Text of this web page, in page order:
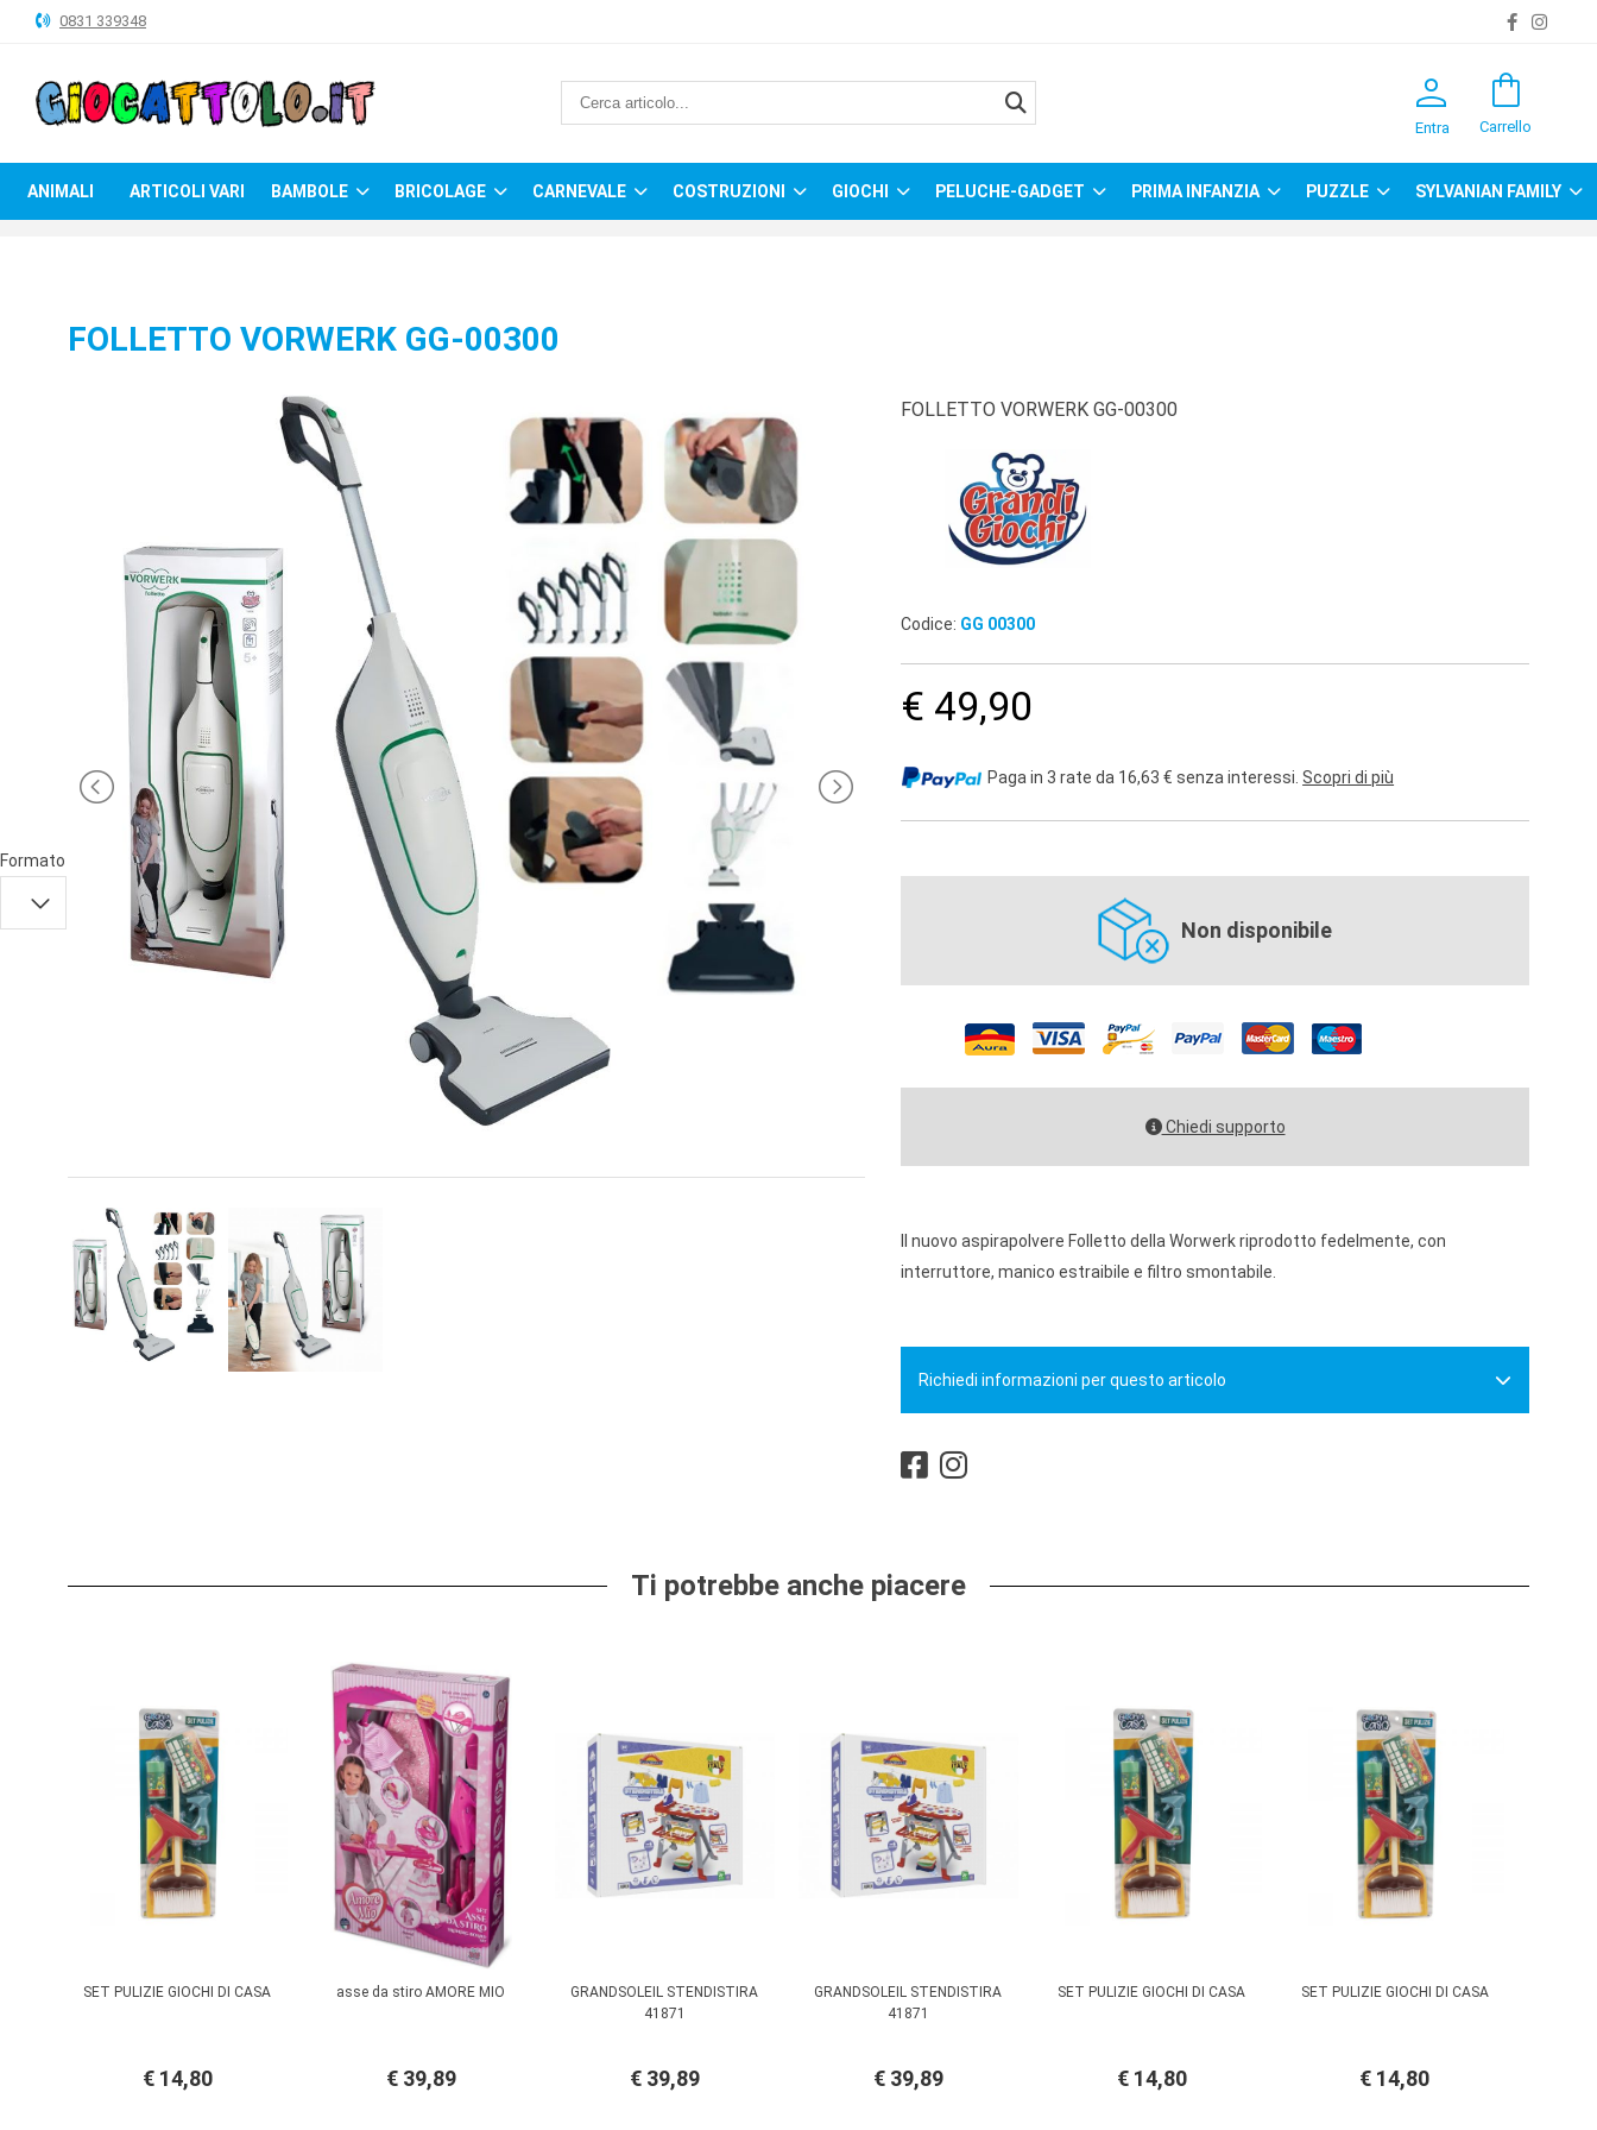
ANIMALI
BAMBOLE
BORSETTE
0831 339348
person
Entra
shopping_bag
Carrello
ANIMALI ARTICOLI VARI BAMBOLE BRICOLAGE CARNEVALE COSTRUZIONI GIOCHI PELUCHE-GADGET PRIMA INFANZIA PUZZLE SYLVANIAN FAMILY
FOLLETTO VORWERK GG-00300
FOLLETTO VORWERK GG-00300
Codice: GG 00300
€ 49,90
Paga in 3 rate da 16,63 € senza interessi.Scopri di più
Formato
Non disponibile
Chiedi supporto
Il nuovo aspirapolvere Folletto della Worwerk riprodotto fedelmente, con
interruttore, manico estraibile e filtro smontabile.
Richiedi informazioni per questo articolo
Ti potrebbe anche piacere
SET PULIZIE GIOCHI DI CASA
€ 14,80
asse da stiro AMORE MIO
€ 39,89
GRANDSOLEIL STENDISTIRA
41871
€ 39,89
GRANDSOLEIL STENDISTIRA
41871
€ 39,89
SET PULIZIE GIOCHI DI CASA
€ 14,80
SET PULIZIE GIOCHI DI CASA
€ 14,80